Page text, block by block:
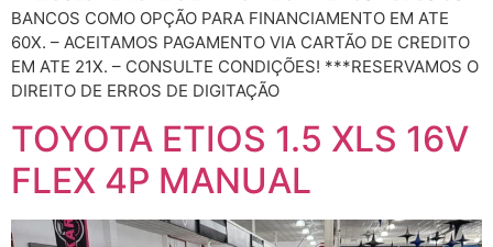
BANCOS COMO OPÇÃO PARA FINANCIAMENTO EM ATE
60X. – ACEITAMOS PAGAMENTO VIA CARTÃO DE CREDITO
EM ATE 21X. – CONSULTE CONDIÇÕES! ***RESERVAMOS O
DIREITO DE ERROS DE DIGITAÇÃO
TOYOTA ETIOS 1.5 XLS 16V
FLEX 4P MANUAL